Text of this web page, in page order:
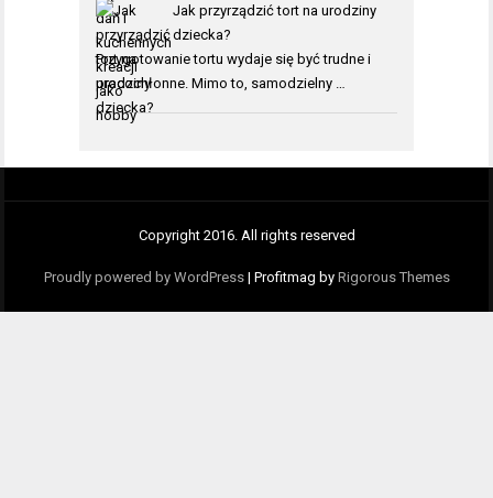
Jak przyrządzić tort na urodziny
dziecka?
Przygotowanie tortu wydaje się być trudne i
pracochłonne. Mimo to, samodzielny …
Copyright 2016. All rights reserved
Proudly powered by WordPress | Profitmag by Rigorous Themes